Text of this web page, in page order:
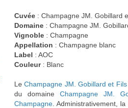
Cuvée : Champagne JM. Gobillard
Domaine : Champagne JM.
Vignoble : Champagne
Appellation : Champagne blanc
Label : AOC
Couleur: Blanc
LeChampagne JM. Gobillard et
du domaineChampagne JM.
Champagne . Administrativement,